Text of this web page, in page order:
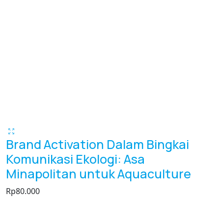
Brand Activation Dalam Bingkai
Komunikasi Ekologi: Asa
Minapolitan untuk Aquaculture
Rp80.000